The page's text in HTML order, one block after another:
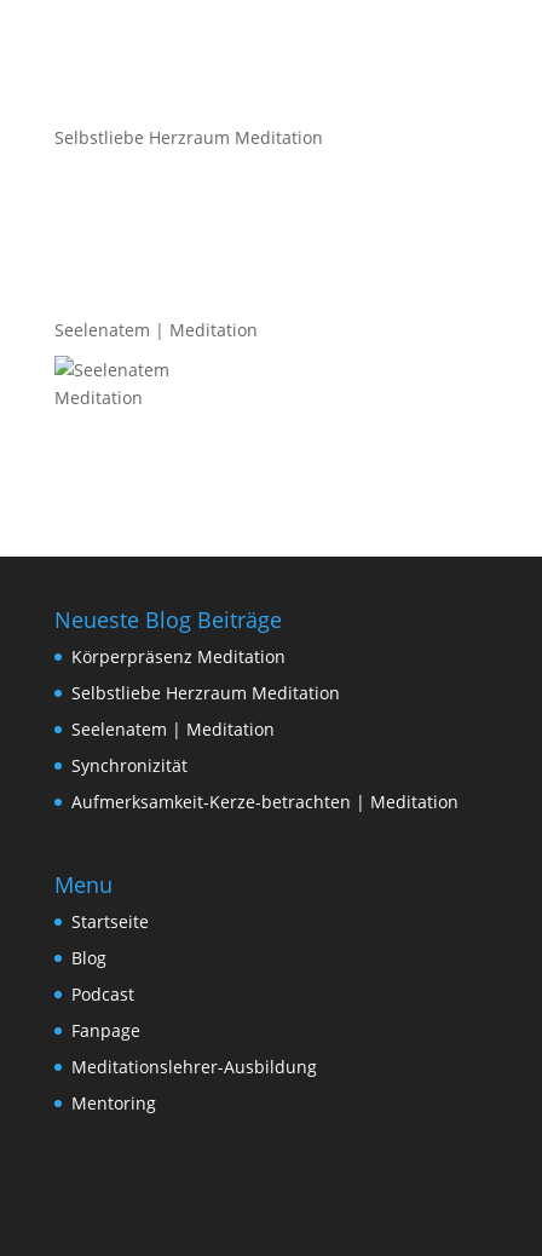
Selbstliebe Herzraum Meditation
Seelenatem | Meditation
Neueste Blog Beiträge
Körperpräsenz Meditation
Selbstliebe Herzraum Meditation
Seelenatem | Meditation
Synchronizität
Aufmerksamkeit-Kerze-betrachten | Meditation
Menu
Startseite
Blog
Podcast
Fanpage
Meditationslehrer-Ausbildung
Mentoring